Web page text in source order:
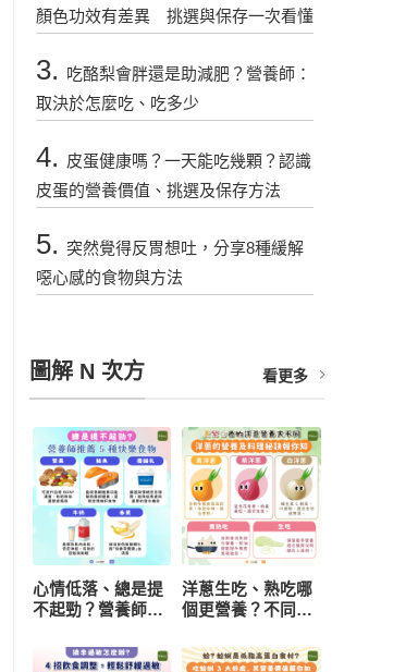
顏色功效有差異 挑選與保存一次看懂
3. 吃酪梨會胖還是助減肥？營養師：
取決於怎麼吃、吃多少
4. 皮蛋健康嗎？一天能吃幾顆？認識
皮蛋的營養價值、挑選及保存方法
5. 突然覺得反胃想吐，分享8種緩解
噁心感的食物與方法
圖解 N 次方 看更多
心情低落、總是提
不起勁？營養師推
研究：每天一把堅
洋蔥生吃、熟吃哪
個更營養？不同顏
選與保存一次看懂